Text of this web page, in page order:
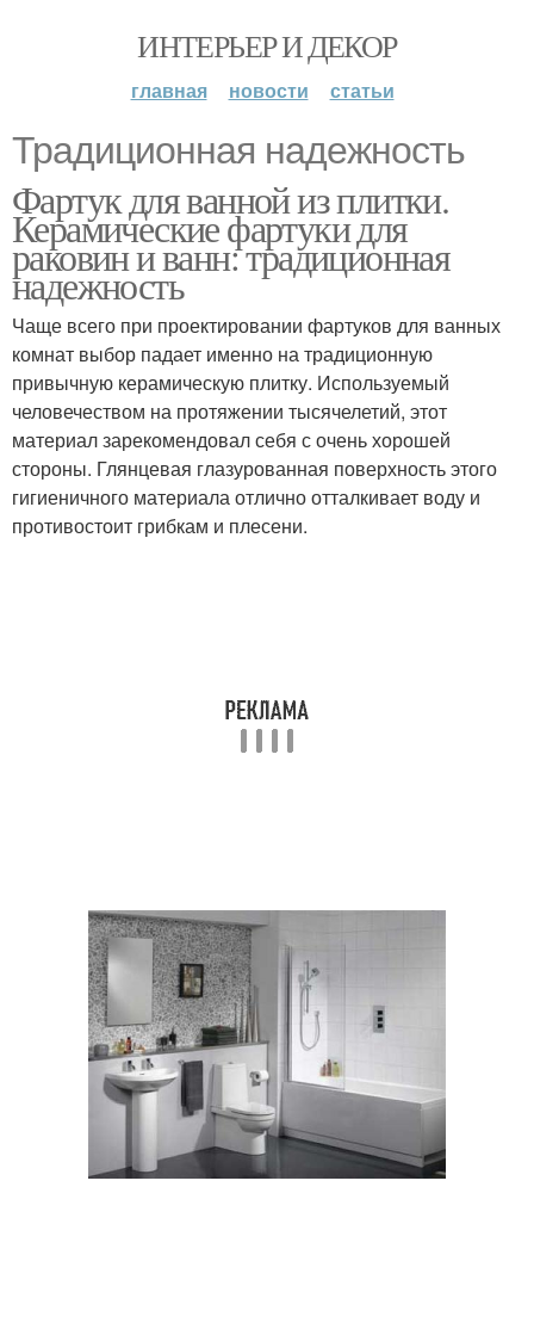
ИНТЕРЬЕР И ДЕКОР
главная новости статьи
Традиционная надежность
Фартук для ванной из плитки.
Керамические фартуки для
раковин и ванн: традиционная
надежность
Чаще всего при проектировании фартуков для ванных
комнат выбор падает именно на традиционную
привычную керамическую плитку. Используемый
человечеством на протяжении тысячелетий, этот
материал зарекомендовал себя с очень хорошей
стороны. Глянцевая глазурованная поверхность этого
гигиеничного материала отлично отталкивает воду и
противостоит грибкам и плесени.